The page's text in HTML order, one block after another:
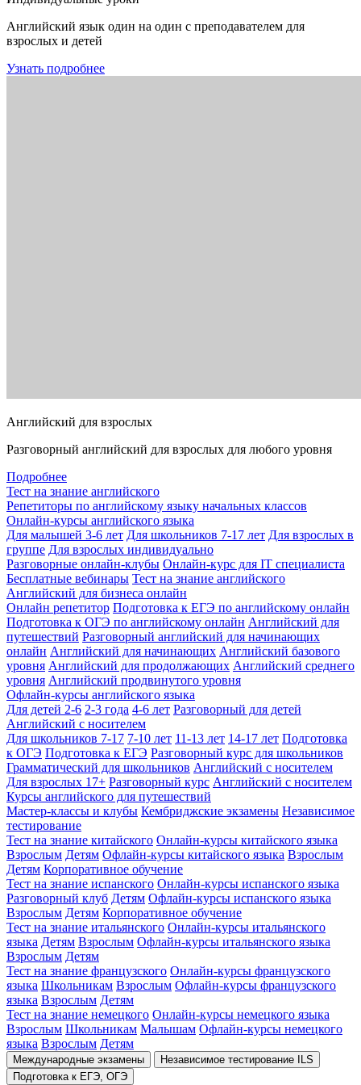
Английский язык один на один с преподавателем для
взрослых и детей
Узнать подробнее
Английский для взрослых
Разговорный английский для взрослых для любого уровня
Подробнее
Тест на знание английского
Репетиторы по английскому языку начальных классов
Онлайн-курсы английского языка
Для малышей 3-6 лет Для школьников 7-17 лет Для взрослых в
группе Для взрослых индивидуально
Разговорные онлайн-клубы Онлайн-курс для IT специалиста
Бесплатные вебинары Тест на знание английского
Английский для бизнеса онлайн
Онлайн репетитор Подготовка к ЕГЭ по английскому онлайн
Подготовка к ОГЭ по английскому онлайн Английский для
путешествий Разговорный английский для начинающих
онлайн Английский для начинающих Английский базового
уровня Английский для продолжающих Английский среднего
уровня Английский продвинутого уровня
Офлайн-курсы английского языка
Для детей 2-6 2-3 года 4-6 лет Разговорный для детей
Английский с носителем
Для школьников 7-17 7-10 лет 11-13 лет 14-17 лет Подготовка
к ОГЭ Подготовка к ЕГЭ Разговорный курс для школьников
Грамматический для школьников Английский с носителем
Для взрослых 17+ Разговорный курс Английский с носителем
Курсы английского для путешествий
Мастер-классы и клубы Кембриджские экзамены Независимое
тестирование
Тест на знание китайского Онлайн-курсы китайского языка
Взрослым Детям Офлайн-курсы китайского языка Взрослым
Детям Корпоративное обучение
Тест на знание испанского Онлайн-курсы испанского языка
Разговорный клуб Детям Офлайн-курсы испанского языка
Взрослым Детям Корпоративное обучение
Тест на знание итальянского Онлайн-курсы итальянского
языка Детям Взрослым Офлайн-курсы итальянского языка
Взрослым Детям
Тест на знание французского Онлайн-курсы французского
языка Школьникам Взрослым Офлайн-курсы французского
языка Взрослым Детям
Тест на знание немецкого Онлайн-курсы немецкого языка
Взрослым Школьникам Малышам Офлайн-курсы немецкого
языка Взрослым Детям
Международные экзамены
Независимое тестирование ILS
Подготовка к ЕГЭ, ОГЭ